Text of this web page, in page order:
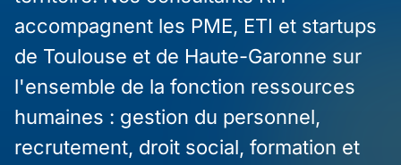
accompagnent les PME, ETI et startups
de Toulouse et de Haute-Garonne sur
l'ensemble de la fonction ressources
humaines : gestion du personnel,
recrutement, droit social, formation et